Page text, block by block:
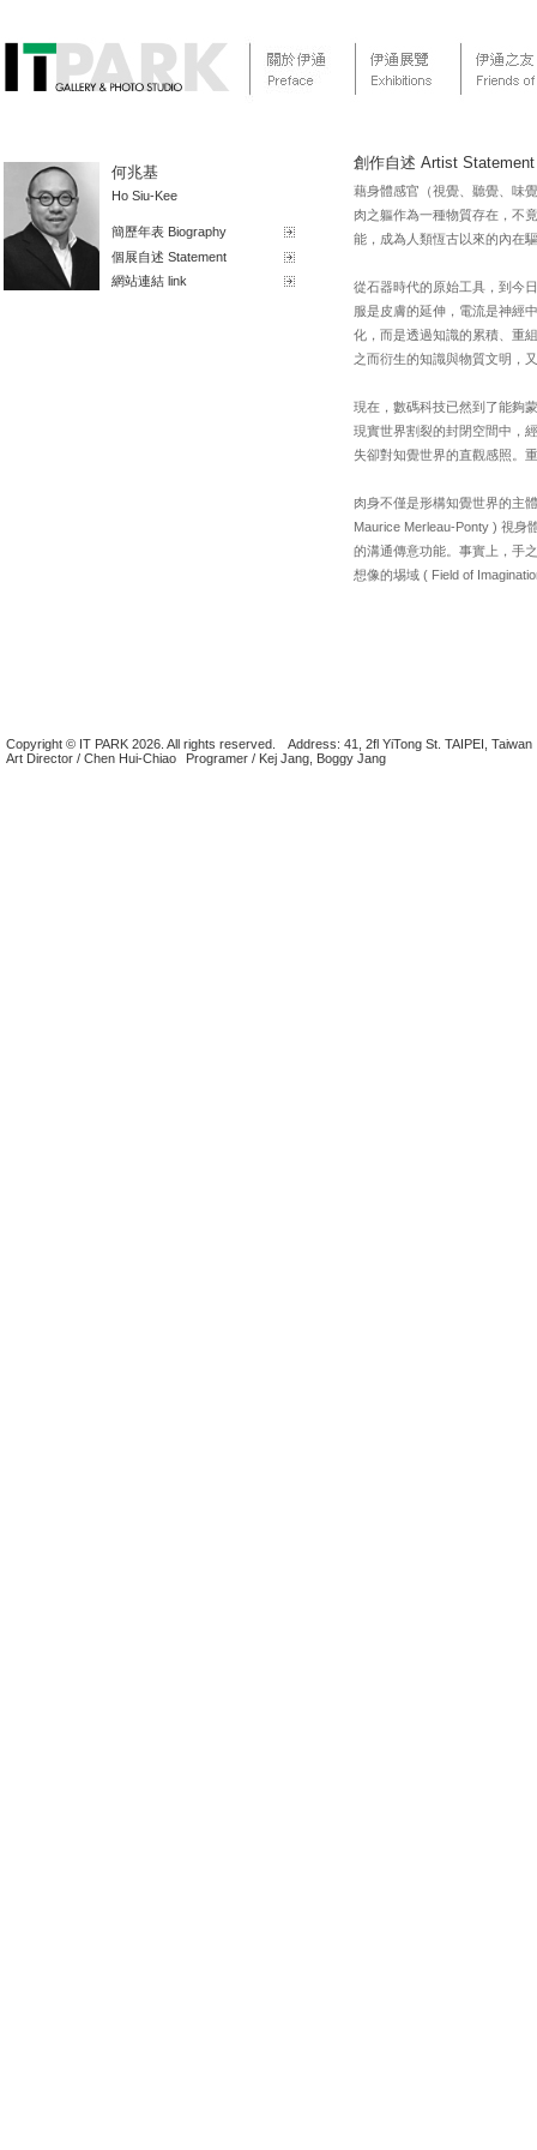
何兆基
Ho Siu-Kee
簡歷年表 Biography
個展自述 Statement
網站連結 link
創作自述 Artist Statement
藉身體感官（視覺、聽覺、味
肉之軀作為一種物質存在，不
能，成為人類恆古以來的內在
從石器時代的原始工具，到今
服是皮膚的延伸，電流是神經
化，而是透過知識的累積、重
之而衍生的知識與物質文明，
現在，數碼科技已然到了能夠
現實世界割裂的封閉空間中，
失卻對知覺世界的直觀感照。
肉身不僅是形構知覺世界的主
Maurice Merleau-Ponty ) 視身
的溝通傳意功能。事實上，手
想像的埸域 ( Field of
Copyright © IT PARK 2026. All rights reserved.
Address: 41, 2fl YiTong St. TAIPEI, Taiwan
Art Director / Chen Hui-Chiao
Programer / Kej Jang, Boggy Jang